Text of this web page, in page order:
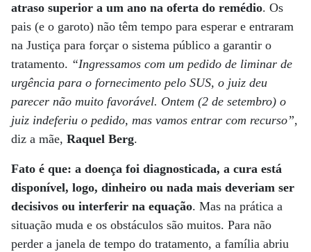
atraso superior a um ano na oferta do remédio. Os
pais (e o garoto) não têm tempo para esperar e entraram
na Justiça para forçar o sistema público a garantir o
tratamento. “Ingressamos com um pedido de liminar de
urgência para o fornecimento pelo SUS, o juiz deu
parecer não muito favorável. Ontem (2 de setembro) o
juiz indeferiu o pedido, mas vamos entrar com recurso”,
diz a mãe, Raquel Berg.
Fato é que: a doença foi diagnosticada, a cura está
disponível, logo, dinheiro ou nada mais deveriam ser
decisivos ou interferir na equação. Mas na prática a
situação muda e os obstáculos são muitos. Para não
perder a janela de tempo do tratamento, a família abriu